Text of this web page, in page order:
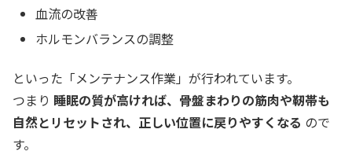
血流の改善
ホルモンバランスの調整
といった「メンテナンス作業」が行われています。
つまり 睡眠の質が高ければ、骨盤まわりの筋肉や靭帯も
自然とリセットされ、正しい位置に戻りやすくなる ので
す。